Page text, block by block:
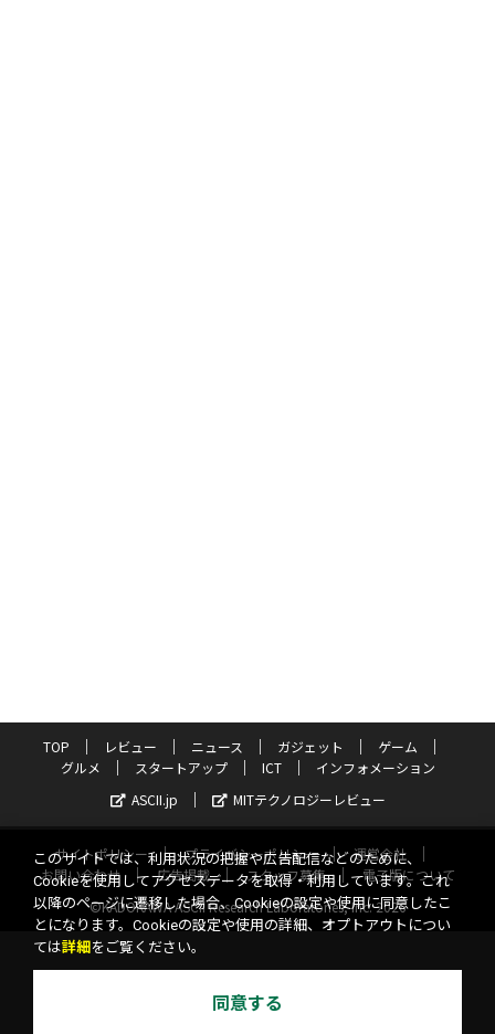
TOP レビュー ニュース ガジェット
ゲーム
グルメ
スタートアップ ICT
インフォメーション
ASCII.jp
MITテクノロジーレビュー
サイトポリシー プライバシーポリシー
運営会社
お問い合わせ
広告掲載 スタッフ募集
電子版について
©KADOKAWA ASCII Research Laboratories, Inc. 2026
このサイトでは、利用状況の把握や広告配信などのために、
Cookieを使用してアクセスデータを取得・利用しています。これ
以降のページに遷移した場合、Cookieの設定や使用に同意したこ
とになります。Cookieの設定や使用の詳細、オプトアウトについ
ては詳細 をご覧ください。
同意する